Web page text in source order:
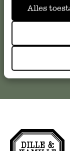
Alles
Online